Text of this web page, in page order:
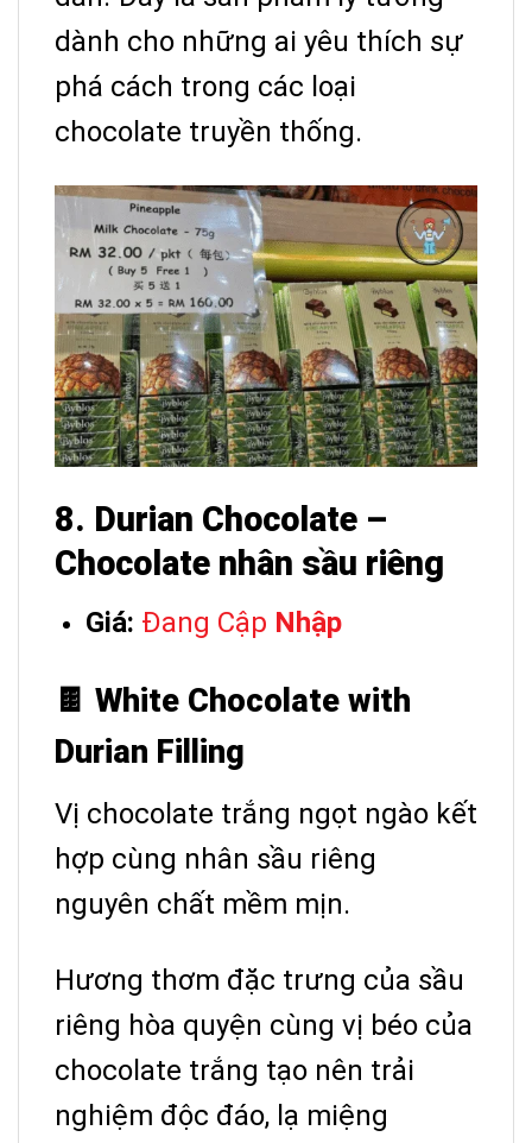
dành cho những ai yêu thích sự
phá cách trong các loại
chocolate truyền thống.
8. Durian Chocolate –
Chocolate nhân sầu riêng
Giá: Đang Cập Nhập
🍫 White Chocolate with
Durian Filling
Vị chocolate trắng ngọt ngào kết
hợp cùng nhân sầu riêng
nguyên chất mềm mịn.
Hương thơm đặc trưng của sầu
riêng hòa quyện cùng vị béo của
chocolate trắng tạo nên trải
nghiệm độc đáo, lạ miệng